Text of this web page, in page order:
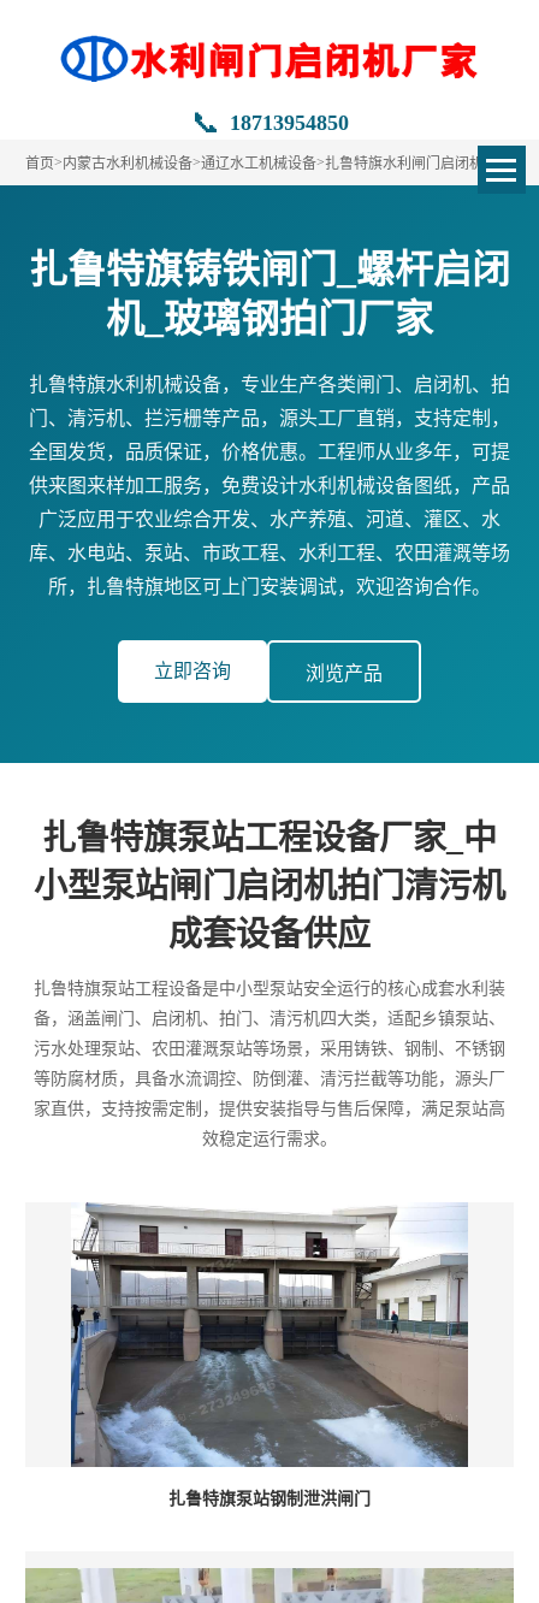
📞 18713954850
首页> 内蒙古水利机械设备>通辽水工机械设备>扎鲁特旗水利闸门启闭机定做
扎鲁特旗铸铁闸门_螺杆启闭
机_玻璃钢拍门厂家
扎鲁特旗水利机械设备，专业生产各类闸门、启闭机、拍
门、清污机、拦污栅等产品，源头工厂直销，支持定制，
全国发货，品质保证，价格优惠。工程师从业多年，可提
供来图来样加工服务，免费设计水利机械设备图纸，产品
广泛应用于农业综合开发、水产养殖、河道、灌区、水
库、水电站、泵站、市政工程、水利工程、农田灌溉等场
所，扎鲁特旗地区可上门安装调试，欢迎咨询合作。
立即咨询 浏览产品
扎鲁特旗泵站工程设备厂家_中
小型泵站闸门启闭机拍门清污机
成套设备供应
扎鲁特旗泵站工程设备是中小型泵站安全运行的核心成套水利装
备，涵盖闸门、启闭机、拍门、清污机四大类，适配乡镇泵站、
污水处理泵站、农田灌溉泵站等场景，采用铸铁、钢制、不锈钢
等防腐材质，具备水流调控、防倒灌、清污拦截等功能，源头厂
家直供，支持按需定制，提供安装指导与售后保障，满足泵站高
效稳定运行需求。
扎鲁特旗泵站钢制泄洪闸门